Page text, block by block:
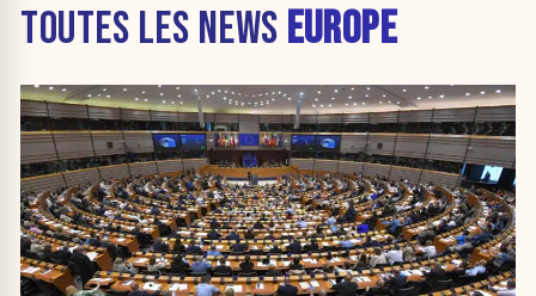
TOUTES LES NEWS EUROPE